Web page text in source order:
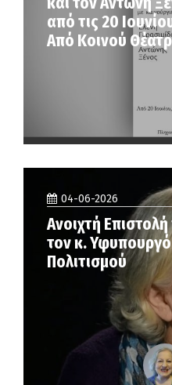
από τις 20
Από Κοινού
04-06-2026
Ανοιχτή
τον κ. Υφυπουργό
Πολιτισμού